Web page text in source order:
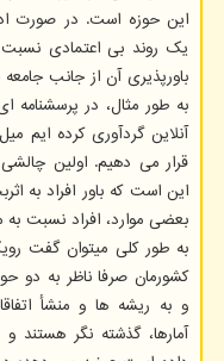
این حوزه است. در صورت
یک روند بی اعتمادی
باورپذیری آن از جانب
به طور مثال، در پرسشنامه
آنلاین گردآوری کرده ایم
قرار می دهیم. اولین
این است که باور افراد به
بعضی موارد، افراد نسبت
به طور کلی میتوان گفت
کشورمان صرفا ناظر به دو
و به ریشه ها و منشأ
آمارها، گذشته نگر